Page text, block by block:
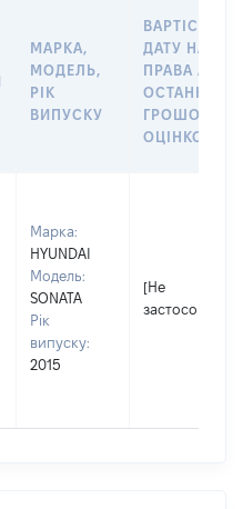
МАРКА,
МОДЕЛЬ,
РІК
ВИПУСКУ
ВАРТІСТЬ НА
ДАТУ
ПРАВА АБО
ГРОШОВОЮ
ОЦІНКОЮ,
Марка:
HYUNDAI
Модель:
SONATA
Рік
випуску:
2015
[Не